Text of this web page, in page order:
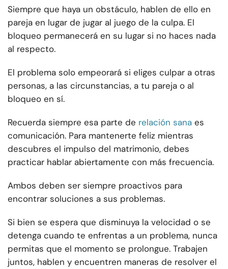
Siempre que haya un obstáculo, hablen de ello en
pareja en lugar de jugar al juego de la culpa. El
bloqueo permanecerá en su lugar si no haces nada
al respecto.
El problema solo empeorará si eliges culpar a otras
personas, a las circunstancias, a tu pareja o al
bloqueo en sí.
Recuerda siempre esa parte de relación sana es
comunicación. Para mantenerte feliz mientras
descubres el impulso del matrimonio, debes
practicar hablar abiertamente con más frecuencia.
Ambos deben ser siempre proactivos para
encontrar soluciones a sus problemas.
Si bien se espera que disminuya la velocidad o se
detenga cuando te enfrentas a un problema, nunca
permitas que el momento se prolongue. Trabajen
juntos, hablen y encuentren maneras de resolver el